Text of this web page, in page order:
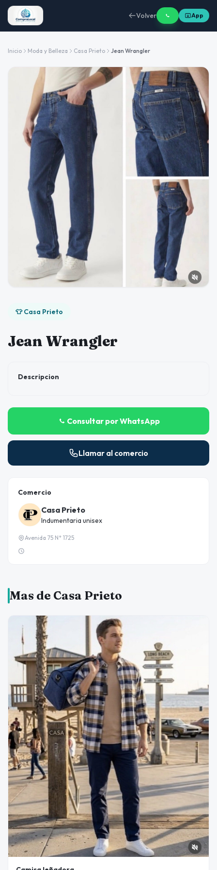
Volver App
Inicio Moda y Belleza Casa Prieto Jean Wrangler
👕 Casa Prieto
Jean Wrangler
Descripcion
Consultar por WhatsApp
Llamar al comercio
Comercio
Casa Prieto
Indumentaria unisex
Avenida 75 N* 1725
Mas de Casa Prieto